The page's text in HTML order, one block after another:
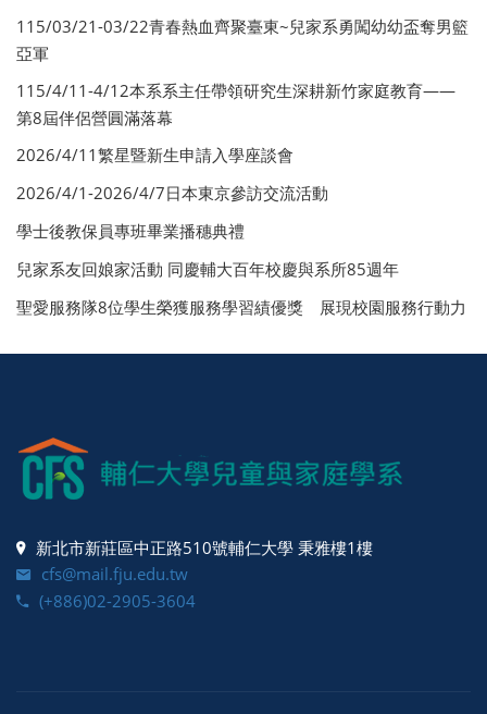
115/03/21-03/22青春熱血齊聚臺東~兒家系勇闖幼幼盃奪男籃
亞軍
115/4/11-4/12本系系主任帶領研究生深耕新竹家庭教育——
第8屆伴侶營圓滿落幕
2026/4/11繁星暨新生申請入學座談會
2026/4/1-2026/4/7日本東京參訪交流活動
學士後教保員專班畢業播穗典禮
兒家系友回娘家活動 同慶輔大百年校慶與系所85週年
聖愛服務隊8位學生榮獲服務學習績優獎 展現校園服務行動力
新北市新莊區中正路510號輔仁大學 秉雅樓1樓
cfs@mail.fju.edu.tw
(+886)02-2905-3604